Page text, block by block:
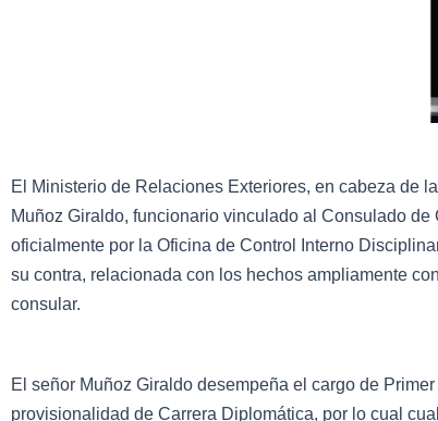
El Ministerio de Relaciones Exteriores, en cabeza de
Muñoz Giraldo, funcionario vinculado al Consulado
oficialmente por la Oficina de Control Interno
su contra, relacionada con los hechos ampliamente
consular.
El señor Muñoz Giraldo desempeña el cargo de
provisionalidad de Carrera Diplomática, por lo cual